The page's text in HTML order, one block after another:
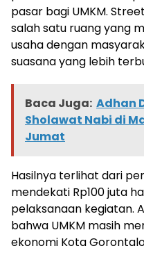
pasar bagi UMKM.
salah satu ruang yang
usaha dengan
suasana yang lebih
Baca Juga: Adhan
Sholawat Nabi di
Jumat
Hasilnya terlihat dari
mendekati Rp100 juta
pelaksanaan kegiatan.
bahwa UMKM masih
ekonomi Kota